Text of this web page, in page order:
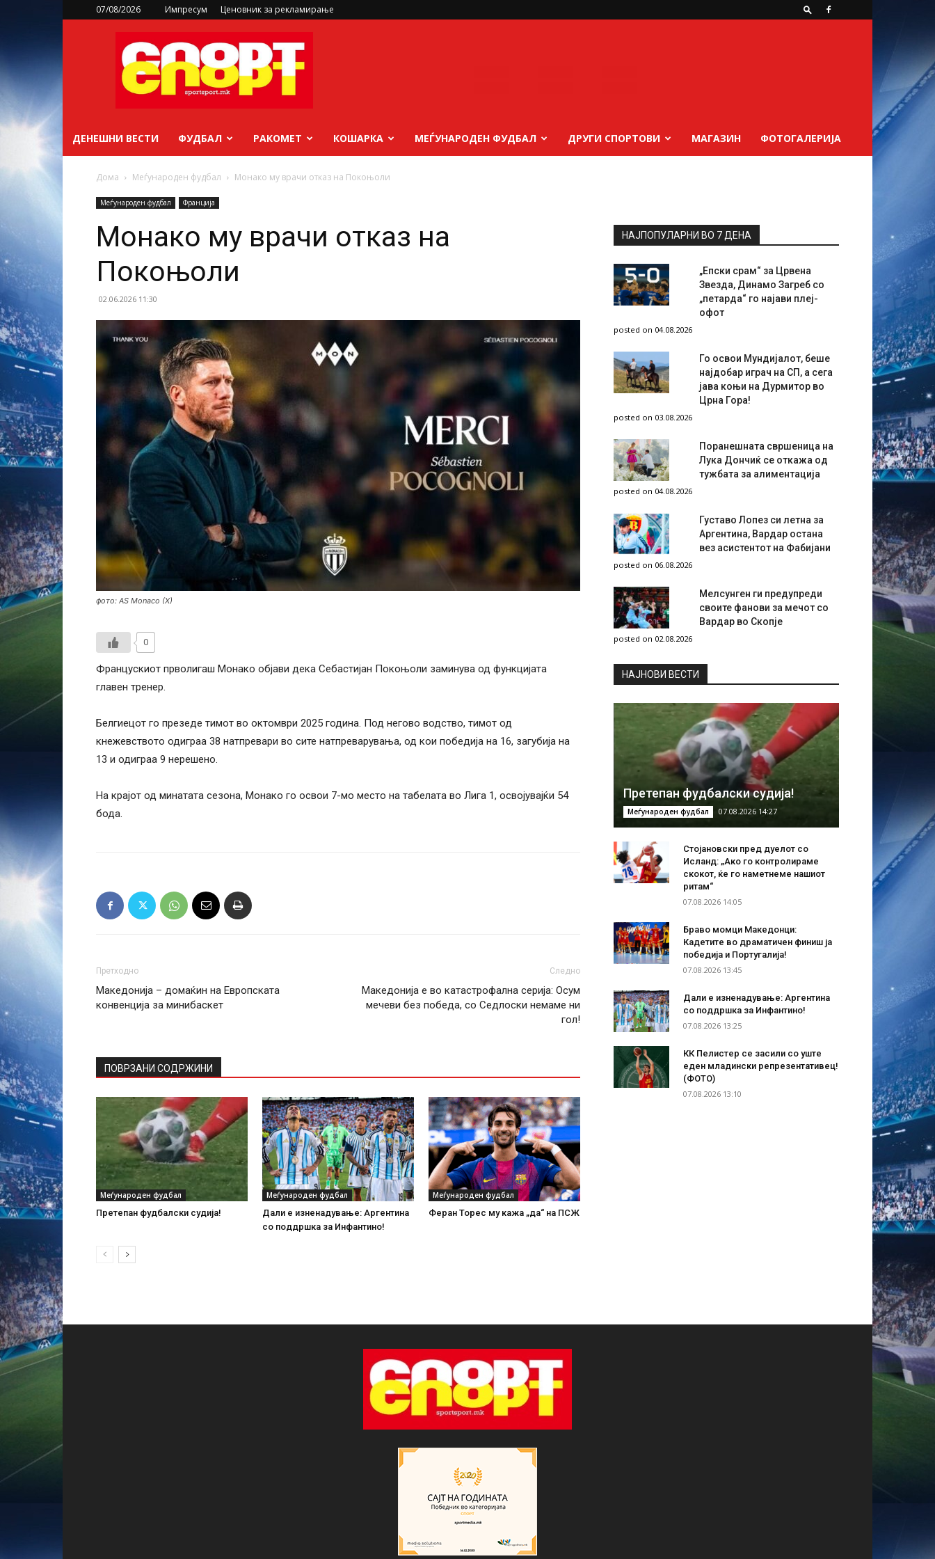
07/08/2026 Импресум Ценовник за рекламирање
sportsport.mk
ДЕНЕШНИ ВЕСТИ ФУДБАЛ РАКОМЕТ КОШАРКА МЕЃУНАРОДЕН ФУДБАЛ ДРУГИ СПОРТОВИ МАГАЗИН ФОТОГАЛЕРИЈА
Дома Меѓународен фудбал Монако му врачи отказ на Покоњоли
Меѓународен фудбал Франција
Монако му врачи отказ на
Покоњоли
02.06.2026 11:30
фото: AS Monaco (X)
0
Францускиот прволигаш Монако објави дека Себастијан Покоњоли заминува од функцијата
главен тренер.
Белгиецот го презеде тимот во октомври 2025 година. Под негово водство, тимот од
кнежевството одиграа 38 натпревари во сите натпреварувања, од кои победија на 16, загубија на
13 и одиграа 9 нерешено.
На крајот од минатата сезона, Монако го освои 7-мо место на табелата во Лига 1, освојувајќи 54
бода.
Претходно
Македонија – домаќин на Европската
конвенција за минибаскет
Следно
Македонија е во катастрофална серија: Осум
мечеви без победа, со Седлоски немаме ни
гол!
ПОВРЗАНИ СОДРЖИНИ
Меѓународен фудбал
Претепан фудбалски судија!
Меѓународен фудбал
Дали е изненадување: Аргентина
со поддршка за Инфантино!
Меѓународен фудбал
Феран Торес му кажа „да“ на ПСЖ
НАЈПОПУЛАРНИ ВО 7 ДЕНА
„Епски срам“ за Црвена
Звезда, Динамо Загреб со
„петарда“ го најави плеј-
офот
posted on 04.08.2026
Го освои Мундијалот, беше
најдобар играч на СП, а сега
јава коњи на Дурмитор во
Црна Гора!
posted on 03.08.2026
Поранешната свршеница на
Лука Дончиќ се откажа од
тужбата за алиментација
posted on 04.08.2026
Густаво Лопез си летна за
Аргентина, Вардар остана
вез асистентот на Фабијани
posted on 06.08.2026
Мелсунген ги предупреди
своите фанови за мечот со
Вардар во Скопје
posted on 02.08.2026
НAЈНОВИ ВЕСТИ
Претепан фудбалски судија!
Меѓународен фудбал 07.08.2026 14:27
Стојановски пред дуелот со
Исланд: „Ако го контролираме
скокот, ќе го наметнеме нашиот
ритам“
07.08.2026 14:05
Браво момци Македонци:
Кадетите во драматичен финиш ја
победија и Португалија!
07.08.2026 13:45
Дали е изненадување: Аргентина
со поддршка за Инфантино!
07.08.2026 13:25
КК Пелистер се засили со уште
еден младински репрезентативец!
(ФОТО)
07.08.2026 13:10